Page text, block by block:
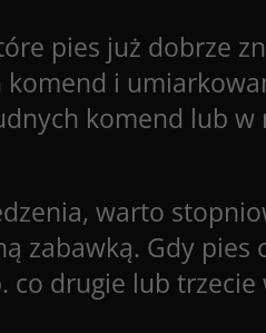
pies już dobrze
komend i
komend lub w
warto
zabawką. Gdy
co drugie lub